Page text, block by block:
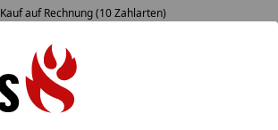
Kauf auf Rechnung (10 Zahlarten)